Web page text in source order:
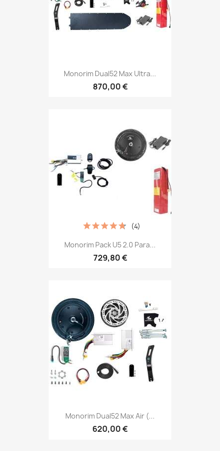
Monorim Dual52 Max Ultra...
870,00 €
Monorim Pack U5 2.0 Para...
729,80 €
(4)
Monorim Dual52 Max Air (...
620,00 €